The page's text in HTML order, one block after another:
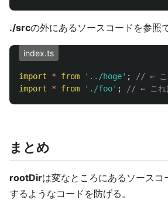
./srcの外にあるソースコードを参照
index.ts
import * from ' ../hoge' ;
// ← こ
import
* from ' ./foo' ; // ← これ
まとめ
rootDirは変なところにあるソースコ
するようなコードを防げる。